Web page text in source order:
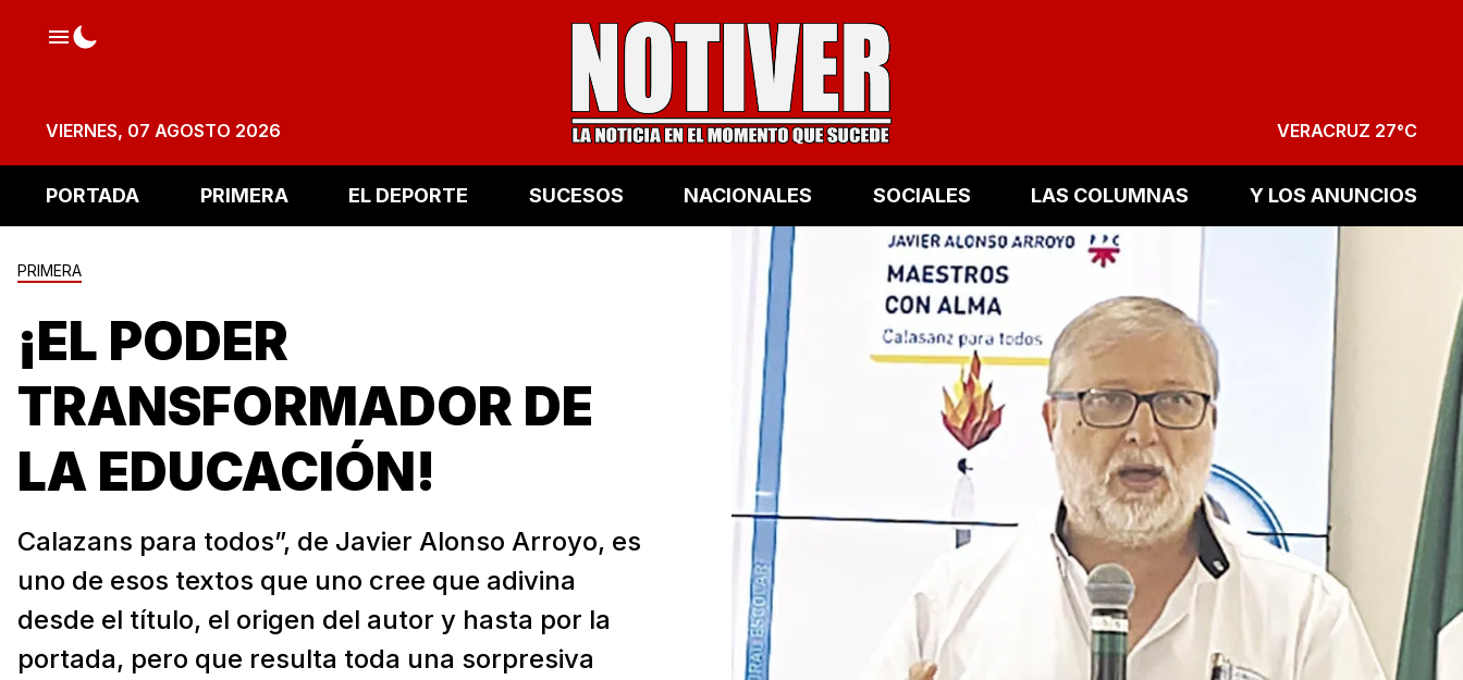
VIERNES, 07 AGOSTO 2026 VERACRUZ 27°C
PORTADA PRIMERA EL DEPORTE SUCESOS NACIONALES SOCIALES LAS COLUMNAS Y LOS ANUNCIOS
PRIMERA
¡EL PODER
TRANSFORMADOR DE
LA EDUCACIÓN!
Calazans para todos”, de Javier Alonso Arroyo, es
uno de esos textos que uno cree que adivina
desde el título, el origen del autor y hasta por la
portada, pero que resulta toda una sorpresiva